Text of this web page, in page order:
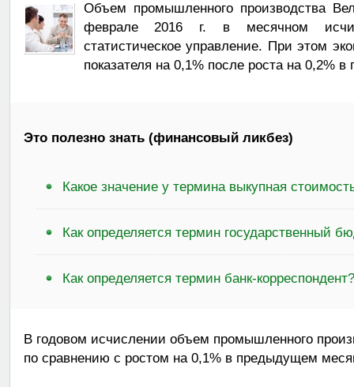
Объем промышленного производства
феврале 2016 г. в месячном
статистическое управление. При этом
показателя на 0,1% после роста на 0,2%
Это полезно знать (финансовый ликбез)
Какое значение у термина выкупная
Как определяется термин государственный
Как определяется термин банк-корреспондент?
В годовом исчислении объем промышленного
по сравнению с ростом на 0,1% в предыдущем